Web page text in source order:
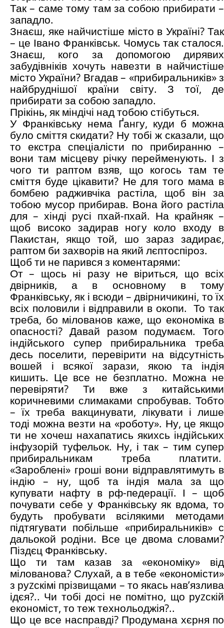
Так – саме тому там за собою прибирати –
западло.
Знаєш, яке найчистіше місто в Україні? Так
– це Івано Франківськ. Чомусь так сталося.
Знаєш, кого за допомогою дирявих
забудівніків хочуть навезти в найчистіше
місто України? Вгадав – «прибиральників» з
найбруднішої країни світу. З тої, де
прибирати за собою западло.
Прікінь, як міндічі над тобою стібуться.
У Франківську нема Ґангу, куди б можна
було сміття скидати? Ну тобі ж сказали, що
то екстра спеціалісти по прибиранню –
вони там місцеву річку перейменують. І з
чого ти раптом взяв, що когось там те
сміття буде цікавити? Не для того мама в
бомбею радживчіка растіла, щоб він за
тобою мусор прибирав. Вона його растіла
для – хінді русі пхай-пхай. На крайняк –
щоб високо задирав ногу коло входу в
Пакистан, якщо той, шо зараз задирає,
раптом би захворів на який лєптоспіроз.
Щоб ти не парився з коментарями:
От – щось ні разу не віриться, що всіх
двірників, а в основному в тому
Франківську, як і всюди – двірничикині, то їх
всіх половили і відправили в окопи. То так
треба, бо мілованов каже, що економіка в
опасності? Давай разом подумаєм. Того
індійського супер прибиральника треба
десь поселити, перевірити на відсутність
вошей і всякої зарази, якою та індія
кишить. Це все не безплатно. Можна не
перевіряти? Ти вже з китайськими
коричневими слимаками спробував. Тобто
– їх треба вакцинувати, лікувати і лише
тоді можна везти на «роботу». Ну, це якщо
ти не хочеш нахапатись якихсь індійських
інфузорій туфельок. Ну, і так – тим супер
прибиральникам треба платити.
«Зароблені» гроші вони відправлятимуть в
індію – ну, щоб та індія мала за що
купувати нафту в рф-педерації. І – щоб
почувати себе у Франківську як вдома, то
будуть пробувати всілякими методами
підтягувати побільше «прибиральників» с
дальокой родіни. Все це двома словами?
Піздєц Франківську.
Що ти там казав за «економіку» від
мілованова? Слухай, а в тебе «економісти»
з руzскімі прізвищами – то якась нав’язлива
ідєя?.. Чи тобі досі не помітно, що руzскій
економіст, то теж технольоджія?..
Що це все насправді? Продумана хєрня по